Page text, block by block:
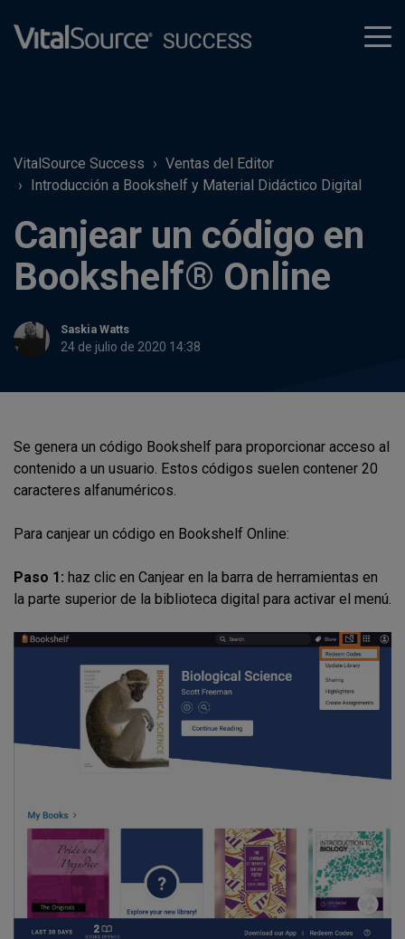
VitalSource Success
Ventas del Editor
Introducción a Bookshelf y Material Didáctico Digital
Canjear un código en
Bookshelf® Online
Saskia Watts
24 de julio de 2020 14:38
Se genera un código Bookshelf para proporcionar acceso al
contenido a un usuario. Estos códigos suelen contener 20
caracteres alfanuméricos.
Para canjear un código en Bookshelf Online:
Paso 1: haz clic en Canjear en la barra de herramientas en
la parte superior de la biblioteca digital para activar el menú.